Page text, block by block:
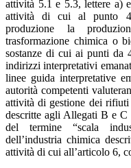
attività 5.1 e 5.3, lettere a)
attività di cui al punto 4
produzione la
trasformazione chimica o
sostanze di cui ai punti da
indirizzi interpretativi
linee guida interpretative
autorità competenti
attività di gestione dei rifiuti
descritte agli Allegati B e C
del termine “scala
dell’industria chimica
attività di cui all’articolo 6,